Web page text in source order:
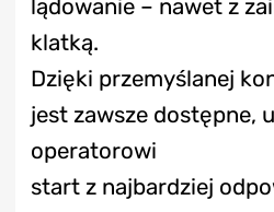
lądowanie – nawet z
klatką.
Dzięki przemyślanej
jest zawsze dostępne,
operatorowi
start z najbardziej